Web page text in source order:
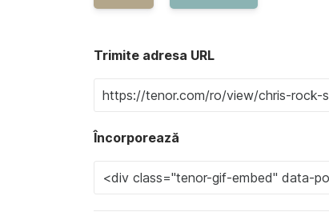
Trimite adresa URL
Încorporează